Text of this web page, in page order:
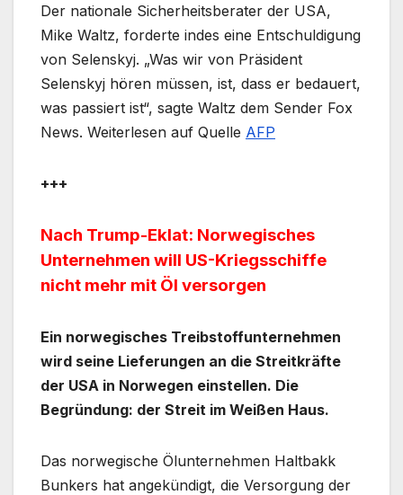
Der nationale Sicherheitsberater der USA,
Mike Waltz, forderte indes eine Entschuldigung
von Selenskyj. „Was wir von Präsident
Selenskyj hören müssen, ist, dass er bedauert,
was passiert ist“, sagte Waltz dem Sender Fox
News. Weiterlesen auf Quelle AFP
+++
Nach Trump-Eklat: Norwegisches
Unternehmen will US-Kriegsschiffe
nicht mehr mit Öl versorgen
Ein norwegisches Treibstoffunternehmen
wird seine Lieferungen an die Streitkräfte
der USA in Norwegen einstellen. Die
Begründung: der Streit im Weißen Haus.
Das norwegische Ölunternehmen Haltbakk
Bunkers hat angekündigt, die Versorgung der